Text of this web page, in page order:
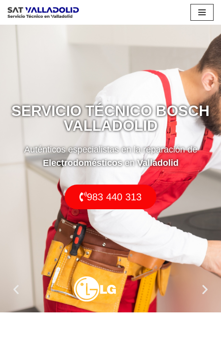
Saltar
SERVICIO TÉCNICO BOSCH
VALLADOLID
Auténticos especialistas en la reparación de
ElectrodomésticosenValladolid
983 440 313